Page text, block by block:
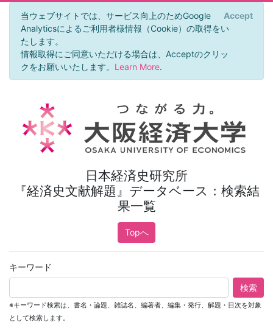
当ウェブサイトでは、サービス向上のためGoogle
Analyticsによるご利用者様情報（Cookie）の取得をい
たします。
情報取得にご同意いただける場合は、Acceptのクリッ
クをお願いいたします。 Learn More.
Accept
日本経済史研究所
『経済史文献解題』データベース：検索結
果一覧
Topへ
キーワード
検索
※キーワード検索は、書名・論題、雑誌名、編著者、編集・発行、解題・目次を対象
として検索します。
×